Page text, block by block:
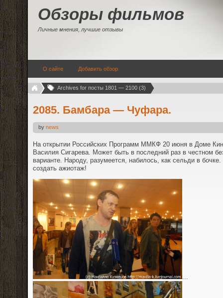
Обзоры фильмов
Личные мнения, лучшие отзывы
О сайте Добавить обзор
Archives for посты 1801 — 2100 (3)
2085. Бамбара — Чуфара.
by news
На открытии Российских Программ ММКФ 20 июня в Доме
Василия Сигарева. Может быть в последний раз в честном
варианте. Народу, разумеется, набилось, как сельди в
создать ажиотаж!